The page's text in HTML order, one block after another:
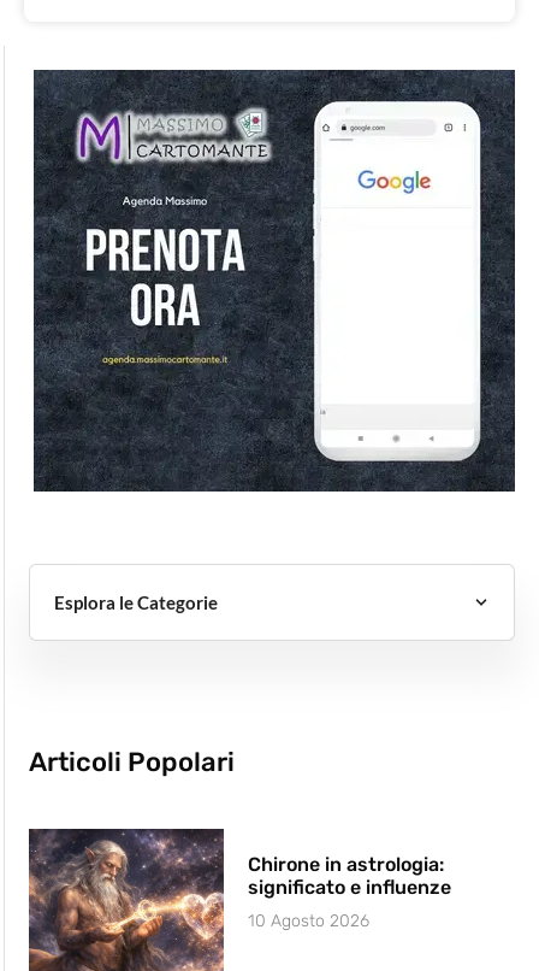
Esplora le Categorie
Articoli Popolari
Chirone in astrologia:
significato e influenze
10 Agosto 2026